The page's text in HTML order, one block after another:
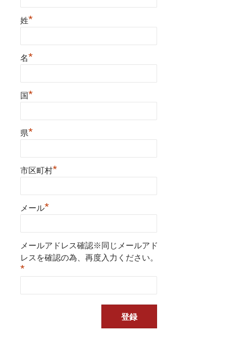
姓*
名*
国*
県*
市区町村*
メール*
メールアドレス確認※同じメールアド
レスを確認の為、再度入力ください。
*